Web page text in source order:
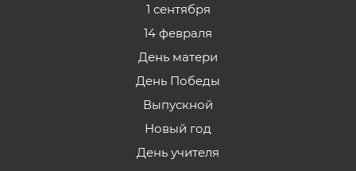
1 сентября
14 февраля
День матери
День Победы
Выпускной
Новый год
День учителя